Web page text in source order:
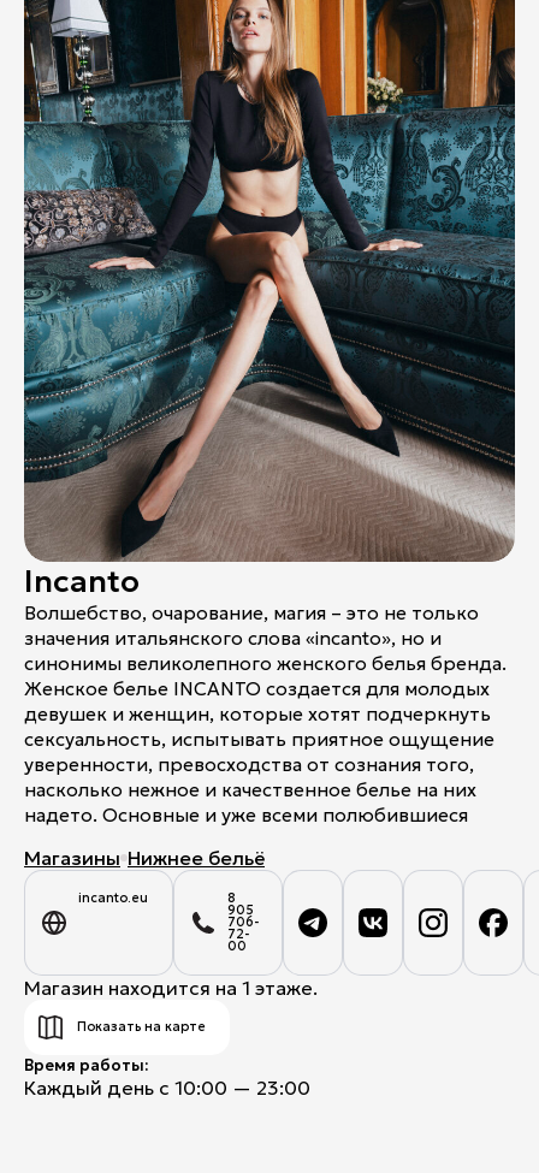
Incanto
Волшебство, очарование, магия – это не только
значения итальянского слова «incanto», но и
синонимы великолепного женского белья бренда.
Женское белье INCANTO создается для молодых
девушек и женщин, которые хотят подчеркнуть
сексуальность, испытывать приятное ощущение
уверенности, превосходства от сознания того,
насколько нежное и качественное белье на них
надето. Основные и уже всеми полюбившиеся
Магазины Нижнее бельё
incanto.eu 8
905
706-
72-
00
Магазин находится на 1 этаже.
Показать на карте
Время работы:
Каждый день с 10:00 — 23:00